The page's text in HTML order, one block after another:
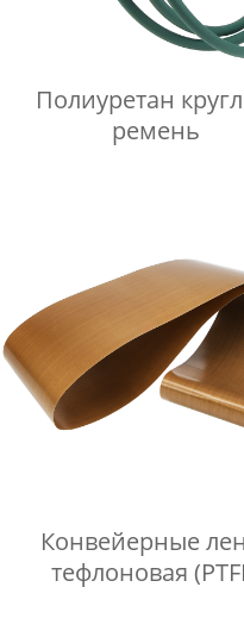
Полиуретан
ремень
Конвейерные
тефлоновая